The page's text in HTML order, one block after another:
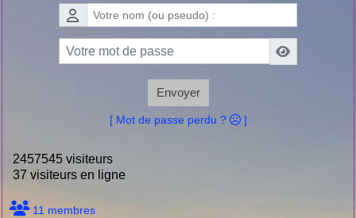
Envoyer
[ Mot de passe perdu ? ]
2457545 visiteurs
37 visiteurs en ligne
11 membres